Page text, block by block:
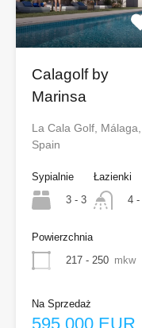
Calagolf by
Marinsa
La Cala Golf, Málaga,
Spain
Sypialnie
3 - 3
Łazienki
4 -
Powierzchnia
217 - 250 mkw
Na Sprzedaż
595 000 EUR